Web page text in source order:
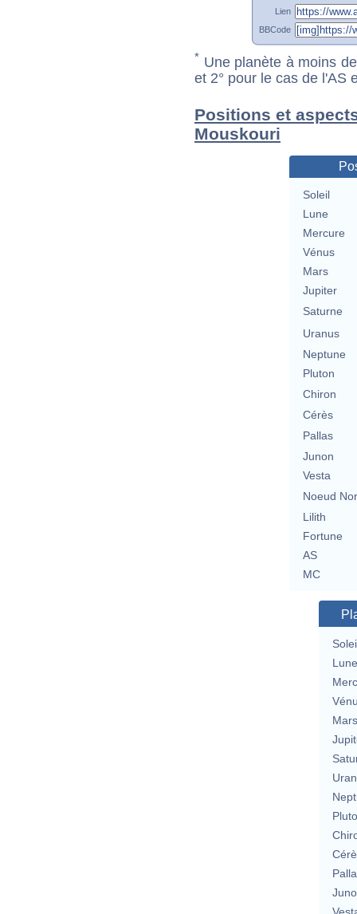
Lien
BBCode
* Une planète à moins
et 2° pour le cas de l'AS
Positions et
Mouskouri
Soleil
Lune
Mercure
Vénus
Mars
Jupiter
Saturne
Uranus
Neptune
Pluton
Chiron
Cérès
Pallas
Junon
Vesta
Noeud
Lilith
Fortune
AS
MC
Lune
Mars